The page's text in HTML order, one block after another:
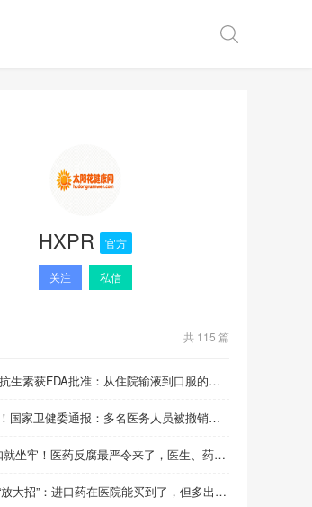
HXPR 官方
关注 私信
共 115 篇
GSK口服抗生素获FDA批准：从住院输液到口服的里程碑
禁业10年！国家卫健委通报：多名医务人员被撤销职称职务、取消晋升资格
3万元回扣就坐牢！医药反腐最严令来了，医生、药企、医药代表将无一幸免
上海医保“放大招”：进口药在医院能买到了，但多出的钱你得自己掏！